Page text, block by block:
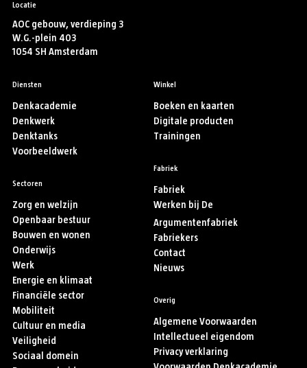
Locatie
AOC gebouw, verdieping 3
W.G.-plein 403
1054 SH Amsterdam
Diensten
Denkacademie
Denkwerk
Denktanks
Voorbeeldwerk
Sectoren
Zorg en welzijn
Openbaar bestuur
Bouwen en wonen
Onderwijs
Werk
Energie en klimaat
Financiële sector
Mobiliteit
Cultuur en media
Veiligheid
Sociaal domein
Winkel
Boeken en kaarten
Digitale producten
Trainingen
Fabriek
Fabriek
Werken bij De
Argumentenfabriek
Fabriekers
Contact
Nieuws
Overig
Algemene Voorwaarden
Intellectueel eigendom
Privacy verklaring